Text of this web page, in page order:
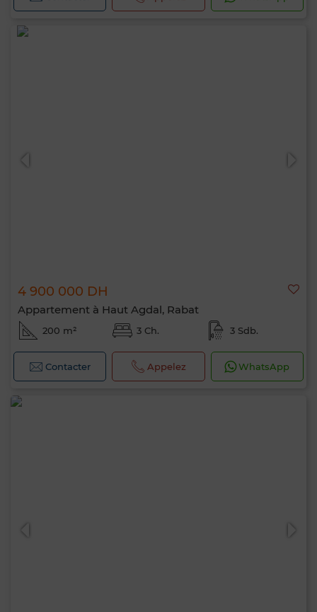
4 900 000 DH
Appartement à Haut Agdal, Rabat
200 m² 3 Ch. 3 Sdb.
Contacter Appelez WhatsApp